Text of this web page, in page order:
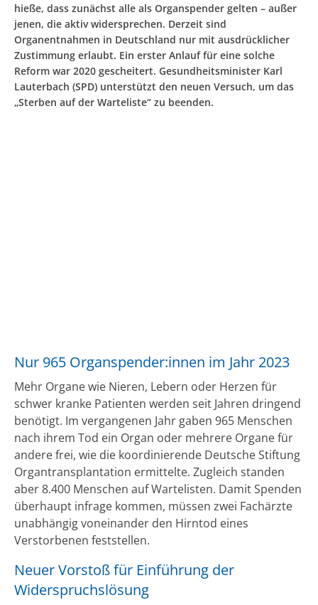
hieße, dass zunächst alle als Organspender gelten – außer
jenen, die aktiv widersprechen. Derzeit sind
Organentnahmen in Deutschland nur mit ausdrücklicher
Zustimmung erlaubt. Ein erster Anlauf für eine solche
Reform war 2020 gescheitert. Gesundheitsminister Karl
Lauterbach (SPD) unterstützt den neuen Versuch, um das
„Sterben auf der Warteliste“ zu beenden.
Nur 965 Organspender:innen im Jahr 2023
Mehr Organe wie Nieren, Lebern oder Herzen für
schwer kranke Patienten werden seit Jahren dringend
benötigt. Im vergangenen Jahr gaben 965 Menschen
nach ihrem Tod ein Organ oder mehrere Organe für
andere frei, wie die koordinierende Deutsche Stiftung
Organtransplantation ermittelte. Zugleich standen
aber 8.400 Menschen auf Wartelisten. Damit Spenden
überhaupt infrage kommen, müssen zwei Fachärzte
unabhängig voneinander den Hirntod eines
Verstorbenen feststellen.
Neuer Vorstoß für Einführung der
Widerspruchslösung